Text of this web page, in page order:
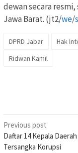
dewan secara
Jawa Barat. (jt2/we/
DPRD Jabar Hak
Ridwan Kamil
Post
navigation
Previous post
Daftar 14 Kepala
Tersangka Korupsi